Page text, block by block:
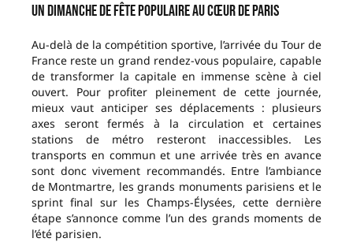
Un dimanche de fête populaire au cœur de Paris
Au-delà de la compétition sportive, l’arrivée du Tour de
France reste un grand rendez-vous populaire, capable
de transformer la capitale en immense scène à ciel
ouvert. Pour profiter pleinement de cette journée,
mieux vaut anticiper ses déplacements : plusieurs
axes seront fermés à la circulation et certaines
stations de métro resteront inaccessibles. Les
transports en commun et une arrivée très en avance
sont donc vivement recommandés. Entre l’ambiance
de Montmartre, les grands monuments parisiens et le
sprint final sur les Champs-Élysées, cette dernière
étape s’annonce comme l’un des grands moments de
l’été parisien.